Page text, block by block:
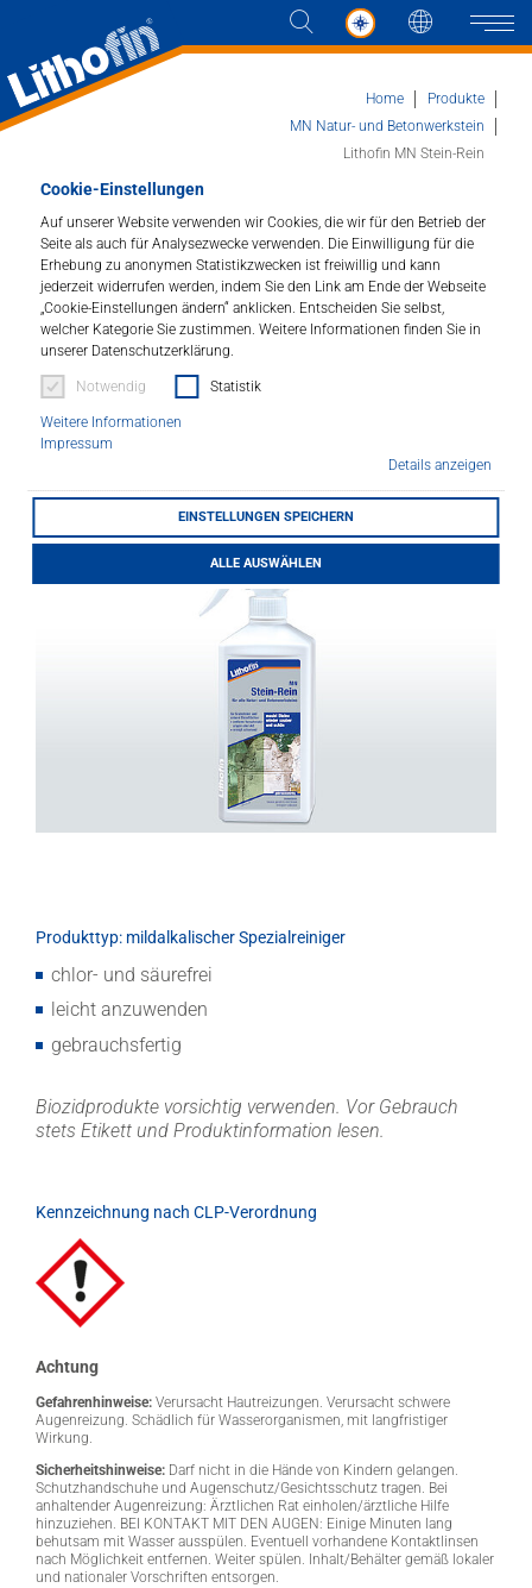
Cookie-Einstellungen
Auf unserer Website verwenden wir Cookies, die wir für den Betrieb der
Seite als auch für Analysezwecke verwenden. Die Einwilligung für die
Erhebung zu anonymen Statistikzwecken ist freiwillig und kann
jederzeit widerrufen werden, indem Sie den Link am Ende der Webseite
„Cookie-Einstellungen ändern“ anklicken. Entscheiden Sie selbst,
welcher Kategorie Sie zustimmen. Weitere Informationen finden Sie in
unserer Datenschutzerklärung.
Notwendig Statistik
Weitere Informationen
Impressum
Details anzeigen
EINSTELLUNGEN SPEICHERN
ALLE AUSWÄHLEN
Sprache
Produkte
Lösungen
Aktuelles
Kontakt
LITHOFINDER
Download
Home
Produkte
MN Natur- und Betonwerkstein
Lithofin MN Stein-Rein
Lithofin MN Stein-Rein
Für Grabsteine und andere Steinflächen im
Außenbereich.
Entfernt selbsttätig Grünbeläge und Allgemeinschmutz
von Grabsteinen und anderen Steinflächen im
Produkttyp: mildalkalischer Spezialreiniger
chlor- und säurefrei
leicht anzuwenden
gebrauchsfertig
Biozidprodukte vorsichtig verwenden. Vor Gebrauch
stets Etikett und Produktinformation lesen.
Kennzeichnung nach CLP-Verordnung
Achtung
Gefahrenhinweise: Verursacht Hautreizungen. Verursacht schwere
Augenreizung. Schädlich für Wasserorganismen, mit langfristiger
Wirkung.
Sicherheitshinweise: Darf nicht in die Hände von Kindern gelangen.
Schutzhandschuhe und Augenschutz/Gesichtsschutz tragen. Bei
anhaltender Augenreizung: Ärztlichen Rat einholen/ärztliche Hilfe
hinzuziehen. BEI KONTAKT MIT DEN AUGEN: Einige Minuten lang
behutsam mit Wasser ausspülen. Eventuell vorhandene Kontaktlinsen
nach Möglichkeit entfernen. Weiter spülen. Inhalt/Behälter gemäß lokaler
und nationaler Vorschriften entsorgen.